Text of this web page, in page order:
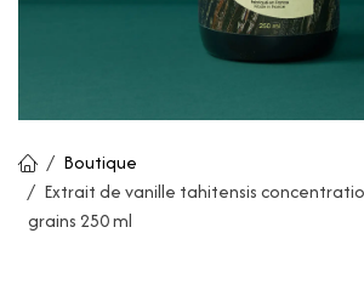
Boutique
Extrait de vanille tahitensis
grains 250 ml